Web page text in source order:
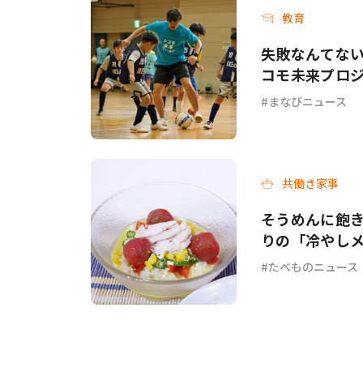
教育
失敗なんてな
コモ未来プロ
まなびニュース
共働き家事
そうめんに飽
りの「冷やし
チ」各3選
たべものニュース